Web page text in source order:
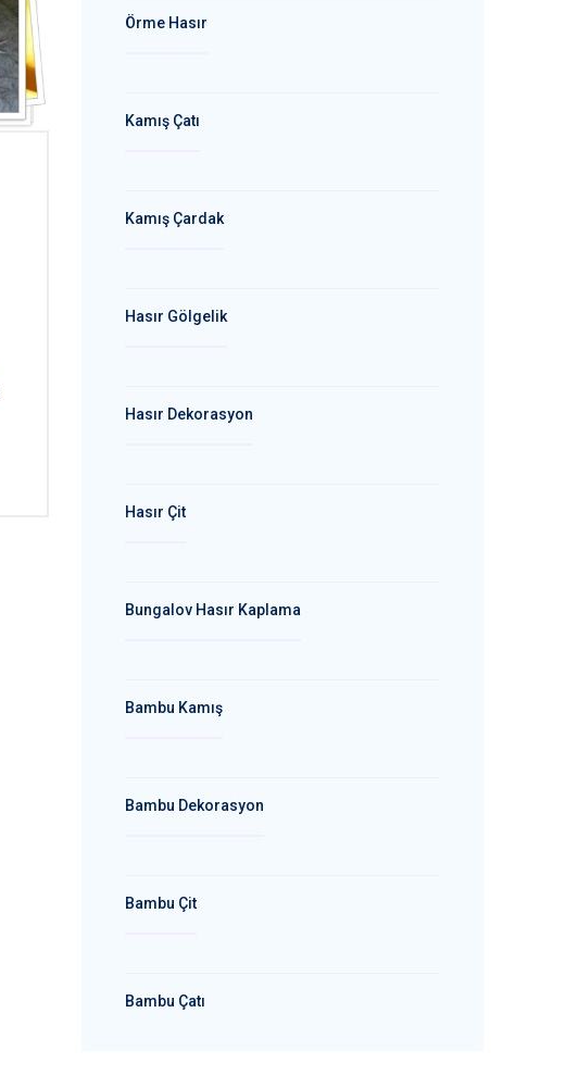
Örme Hasır
Kamış Çatı
Kamış Çardak
Hasır Gölgelik
Hasır Dekorasyon
Hasır Çit
Bungalov Hasır Kaplama
Bambu Kamış
Bambu Dekorasyon
Bambu Çit
Bambu Çatı